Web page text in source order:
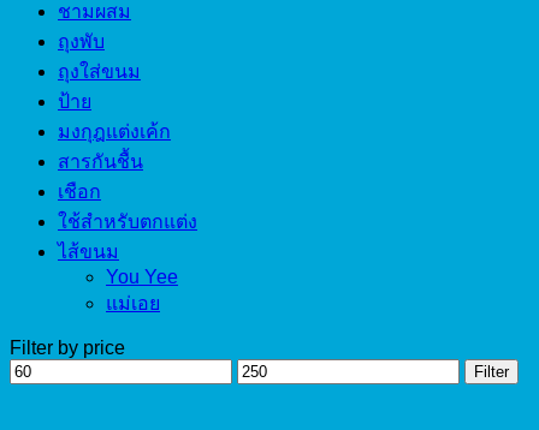
ชามผสม
ถุงพับ
ถุงใส่ขนม
ป้าย
มงกุฎแต่งเค้ก
สารกันชื้น
เชือก
ใช้สำหรับตกแต่ง
ไส้ขนม
You Yee
แม่เอย
Filter by price
Min
price
Max
price
Filter